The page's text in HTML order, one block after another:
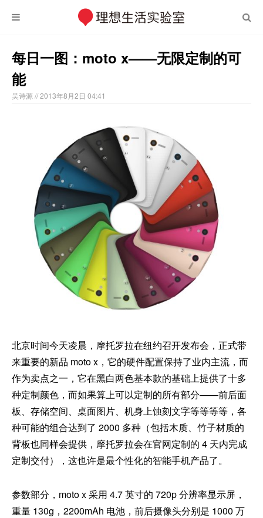
每日一图：moto x——无限定制的可
能
吴诗源 // 2013年8月2日 04:41
北京时间今天凌晨，摩托罗拉在纽约召开发布会，正式带
来重要的新品 moto x，它的硬件配置保持了业内主流，而
作为卖点之一，它在黑白两色基本款的基础上提供了十多
种定制颜色，而如果算上可以定制的所有部分——前后面
板、存储空间、桌面图片、机身上蚀刻文字等等等等，各
种可能的组合达到了 2000 多种（包括木质、竹子材质的
背板也同样会提供，摩托罗拉会在官网定制的 4 天内完成
定制交付），这也许是最个性化的智能手机产品了。
参数部分，moto x 采用 4.7 英寸的 720p 分辨率显示屏，
重量 130g，2200mAh 电池，前后摄像头分别是 1000 万